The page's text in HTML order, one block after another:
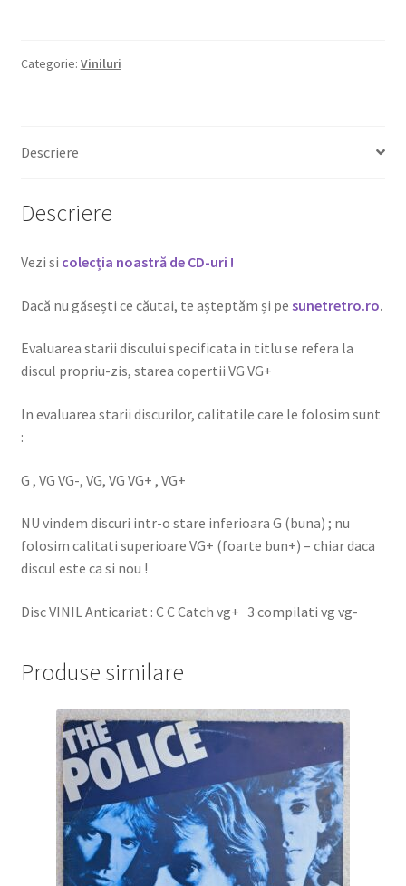
Categorie: Viniluri
Descriere
Descriere
Vezi si colecția noastră de CD-uri !
Dacă nu găsești ce căutai, te așteptăm și pe sunetretro.ro.
Evaluarea starii discului specificata in titlu se refera la
discul propriu-zis, starea copertii VG VG+
In evaluarea starii discurilor, calitatile care le folosim sunt
:
G , VG VG-, VG, VG VG+ , VG+
NU vindem discuri intr-o stare inferioara G (buna) ; nu
folosim calitati superioare VG+ (foarte bun+) – chiar daca
discul este ca si nou !
Disc VINIL Anticariat : C C Catch vg+ 3 compilati vg vg-
Produse similare